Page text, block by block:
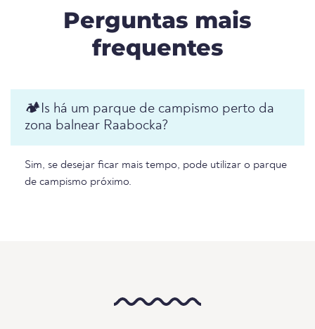
Perguntas mais
frequentes
🏕️️Is há um parque de campismo perto da
zona balnear Raabocka?
Sim, se desejar ficar mais tempo, pode utilizar o parque
de campismo próximo.